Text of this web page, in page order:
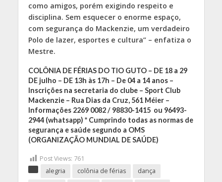
como amigos, porém exigindo respeito e
disciplina. Sem esquecer o enorme espaço,
com segurança do Mackenzie, um verdadeiro
Polo de lazer, esportes e cultura” – enfatiza o
Mestre.
COLÔNIA DE FÉRIAS DO TIO GUTO – DE 18 a 29
DE julho – DE 13h às 17h – De 04 a 14 anos –
Inscrições na secretaria do clube – Sport Club
Mackenzie – Rua Dias da Cruz, 561 Méier –
Informações 2269 0082 / 98830-1415 ou 96493-
2944 (whatsapp) * Cumprindo todas as normas de
segurança e saúde segundo a OMS
(ORGANIZAÇÃO MUNDIAL DE SAÚDE)
Post Views: 761
alegria
colônia de férias
dança